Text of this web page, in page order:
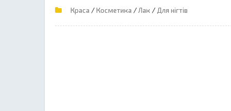
Краса /Косметика /Лак / Для нігтів